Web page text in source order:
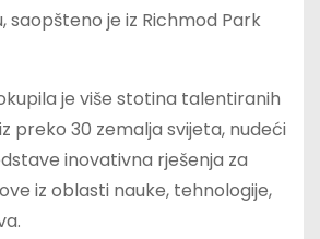
saopšteno je iz Richmod Park
je više stotina talentiranih
preko 30 zemalja svijeta, nudeći
inovativna rješenja za
iz oblasti nauke, tehnologije,